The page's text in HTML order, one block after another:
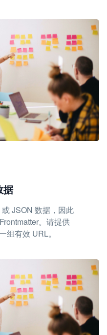
据
JSON 数据，因此
。请提供
组有效 URL。